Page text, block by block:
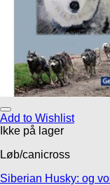
Add to Wishlist
Ikke på lager
Løb/canicross
Siberian Husky: og